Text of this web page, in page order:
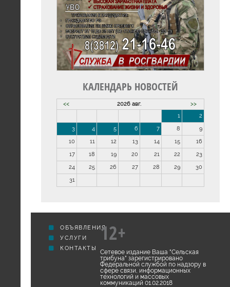
КАЛЕНДАРЬ НОВОСТЕЙ
<< 2026 авг.
>>
1
2
3
4 5 6 7 8
9
10
11 12 13 14 15
16
17
18 19 20 21 22
23
24
25 26 27 28 29
30
31
ОБЪЯВЛЕНИЯ
УСЛУГИ
КОНТАКТЫ
12+
Сетевое издание Ваша "Сельская
трибуна" зарегистрировано
Федеральной службой по надзору в
сфере связи, информационных
технологий и массовых
коммуникаций 01.02.2018